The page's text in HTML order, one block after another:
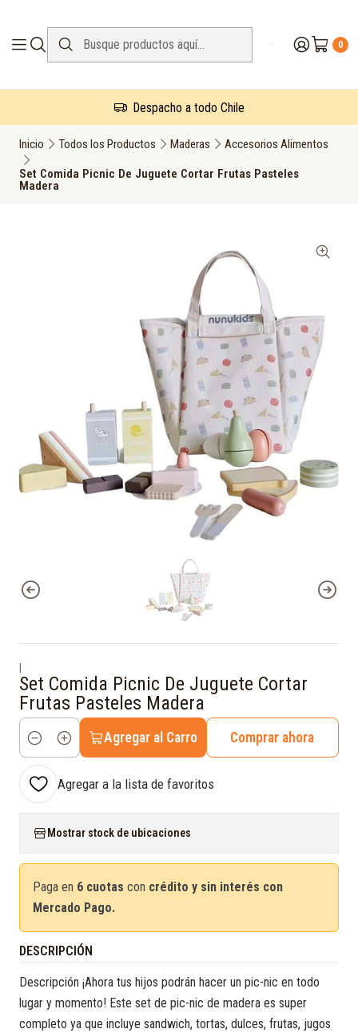
0
Despacho a todo Chile
Inicio Todos los Productos Maderas Accesorios Alimentos
Set Comida Picnic De Juguete Cortar Frutas Pasteles
Madera
Set Comida Picnic De Juguete Cortar
Frutas Pasteles Madera
Cantidad
Agregar al Carro Comprar ahora
Agregar a la lista de favoritos
Mostrar stock de ubicaciones
Paga en 6 cuotas con crédito y sin interés con
Mercado Pago.
DESCRIPCIÓN
Descripción ¡Ahora tus hijos podrán hacer un pic-nic en todo
lugar y momento! Este set de pic-nic de madera es super
completo ya que incluye sandwich, tortas, dulces, frutas, jugos